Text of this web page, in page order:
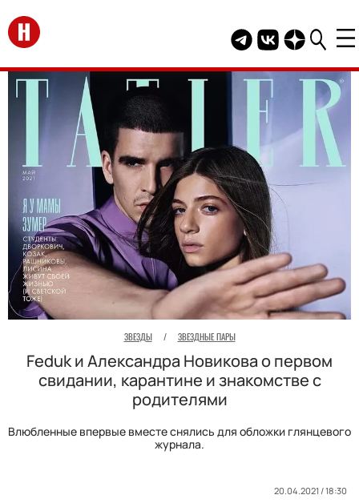
Перейти на главную
Telegram канал
Группа HELLO
Канал
ЗВЕЗДЫ / ЗВЕЗДНЫЕ ПАРЫ
Feduk и Александра Новикова о первом
свидании, карантине и знакомстве с
родителями
Влюбленные впервые вместе снялись для обложки глянцевого
журнала.
20.04.2021 / 18:30